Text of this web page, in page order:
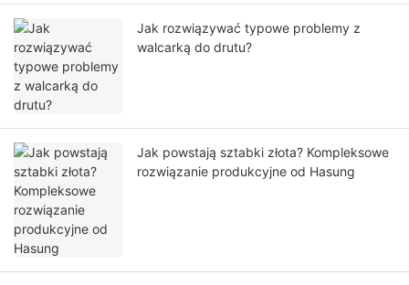
Jak rozwiązywać typowe problemy z
walcarką do drutu?
Jak powstają sztabki złota? Kompleksowe
rozwiązanie produkcyjne od Hasung